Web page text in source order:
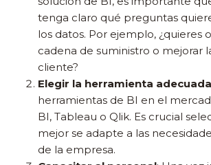
tenga claro qué preguntas
los datos. Por ejemplo, ¿quieres
cadena de suministro o mejorar
cliente?
Elegir la herramienta adecuada
herramientas de BI en el
BI, Tableau o Qlik. Es crucial
mejor se adapte a las
de la empresa.